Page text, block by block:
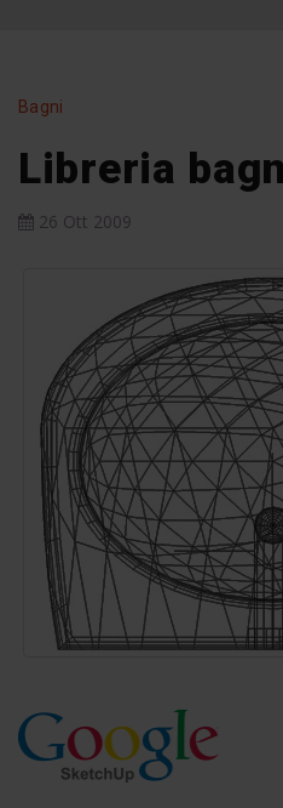
Bagni
Libreria
26 Ott 2009